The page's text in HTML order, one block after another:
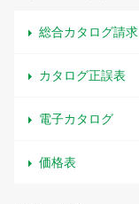
総合カタログ請求
カタログ正誤表
電子カタログ
価格表